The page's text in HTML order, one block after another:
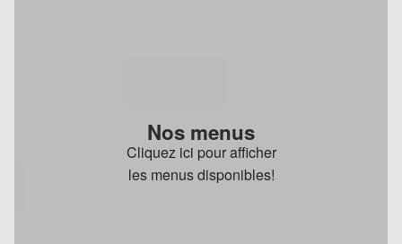
Nos menus
Cliquez ici pour afficher
les menus disponibles!